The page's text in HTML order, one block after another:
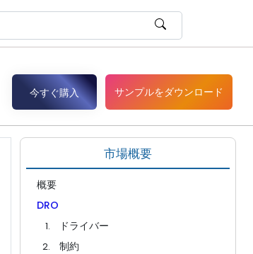
今すぐ購入 サンプルをダウンロード
市場概要
概要
DRO
ドライバー
制約